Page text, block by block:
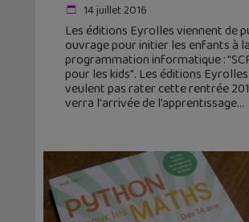
14 juillet 2016
Les éditions Eyrolles viennent de
ouvrage pour initier les enfants à la
programmation informatique :
pour les kids". Les éditions
veulent pas rater cette rentrée
verra l'arrivée de l’apprentissage